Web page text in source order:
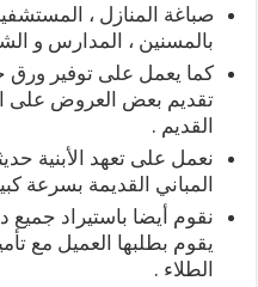
صباغة المنازل ،
بالمسنين ، المدارس و
كما يعمل على توفير ورق
تقديم بعض العروض على
القديم .
نعمل على تعهد الأبنية
المباني القديمة بسرعة
نقوم أيضا باستيراد جميع
يقوم بطلبها العميل مع
الطلاء .